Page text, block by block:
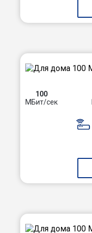
100
МБит/сек